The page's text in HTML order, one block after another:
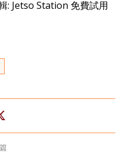
: Jetso Station 免費試用